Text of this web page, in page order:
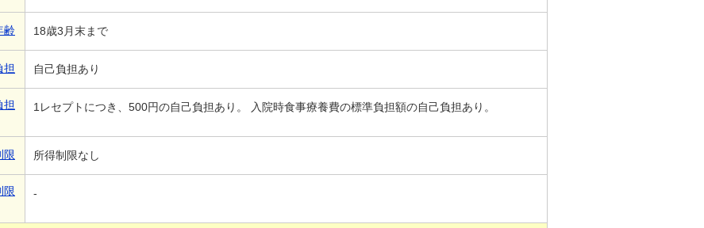
齢 18歳3月末まで
担 自己負担あり
担
1レセプトにつき、500円の自己負担あり。 入院時食事療養費の標準負担額の自己負担あり。
限 所得制限なし
限
-